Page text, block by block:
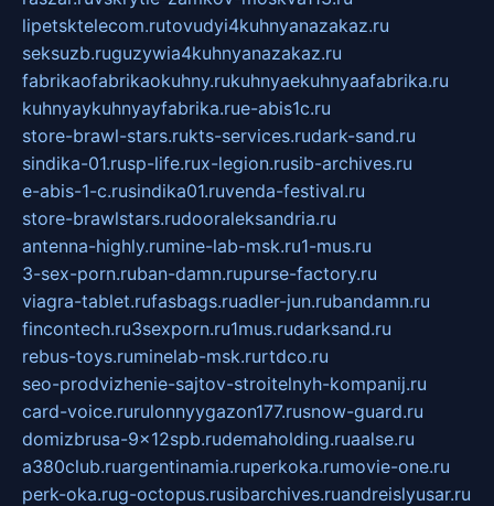
lipetsktelecom.rutovudyi4kuhnyanazakaz.ru
seksuzb.ruguzywia4kuhnyanazakaz.ru
fabrikaofabrikaokuhny.rukuhnyaekuhnyaafabrika.ru
kuhnyaykuhnyayfabrika.rue-abis1c.ru
store-brawl-stars.rukts-services.rudark-sand.ru
sindika-01.rusp-life.rux-legion.rusib-archives.ru
e-abis-1-c.rusindika01.ruvenda-festival.ru
store-brawlstars.rudooraleksandria.ru
antenna-highly.rumine-lab-msk.ru1-mus.ru
3-sex-porn.ruban-damn.rupurse-factory.ru
viagra-tablet.rufasbags.ruadler-jun.rubandamn.ru
fincontech.ru3sexporn.ru1mus.rudarksand.ru
rebus-toys.ruminelab-msk.rurtdco.ru
seo-prodvizhenie-sajtov-stroitelnyh-kompanij.ru
card-voice.rurulonnyygazon177.rusnow-guard.ru
domizbrusa-9x12spb.rudemaholding.ruaalse.ru
a380club.ruargentinamia.ruperkoka.rumovie-one.ru
perk-oka.rug-octopus.rusibarchives.ruandreislyusar.ru